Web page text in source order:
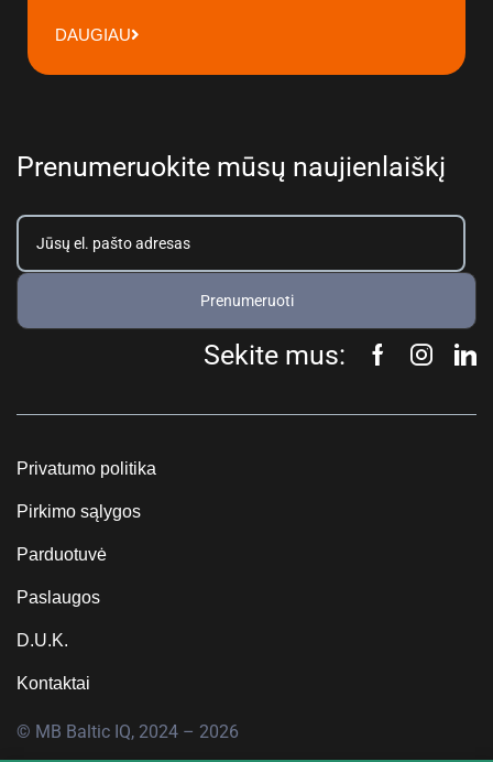
DAUGIAU
Prenumeruokite mūsų naujienlaiškį
Prenumeruoti
Sekite mus:
Privatumo politika
Pirkimo sąlygos
Parduotuvė
Paslaugos
D.U.K.
Kontaktai
© MB Baltic IQ, 2024 – 2026